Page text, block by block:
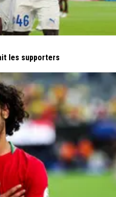
les supporters